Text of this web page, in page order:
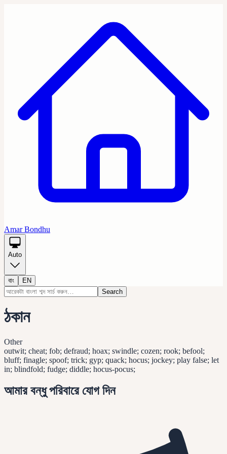
Amar Bondhu
Auto
বাং
EN
Search
ঠকান
Other
outwit; cheat; fob; defraud; hoax; swindle; cozen; rook; befool;
bluff; finagle; spoof; trick; gyp; quack; hocus; jockey; play false; let
in; blindfold; fudge; diddle; hocus-pocus;
আমার বন্ধু পরিবারে যোগ দিন